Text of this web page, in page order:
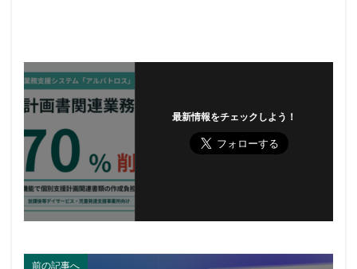
最新情報をチェックしよう！
前の記事へ